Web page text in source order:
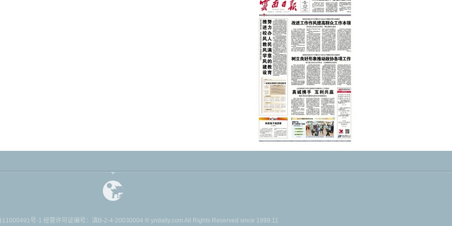
11000491号-1 经营许可证编号：滇B-2-4-20030004 ® yndaily.com All Rights Reserved since 1999.11